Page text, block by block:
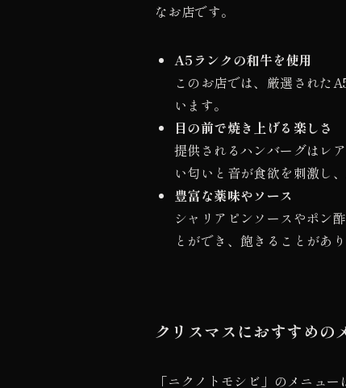
なお店です。
A5ランクの和牛を使用
このお店では、厳選された
います。
目の前で焼き上げる楽しさ
提供されるハンバーグはレ
い匂いと音が食欲を刺激し
豊富な薬味やソース
シャリアピンソースやポン
とができ、飽きることがあり
クリスマスにおすすめの
「ニクノトモシビ」のメニュ